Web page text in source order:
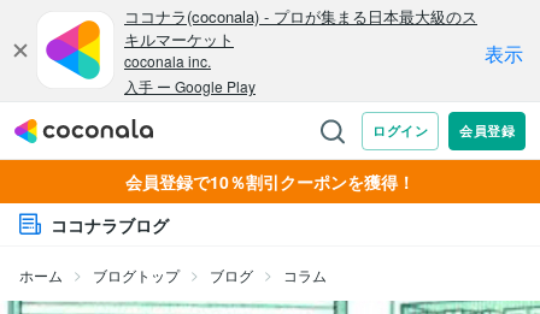
会員登録で10％割引クーポンを獲得！
ココナラブログ
ホーム ブログトップ ブログ コラム